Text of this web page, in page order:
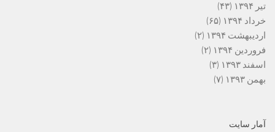
تیر ۱۳۹۴
(۴۳)
خرداد ۱۳۹۴
(۶۵)
اردیبهشت ۱۳۹۴
(۲)
فروردین ۱۳۹۴
(۲)
اسفند ۱۳۹۳
(۳)
بهمن ۱۳۹۳
(۷)
آمار سایت